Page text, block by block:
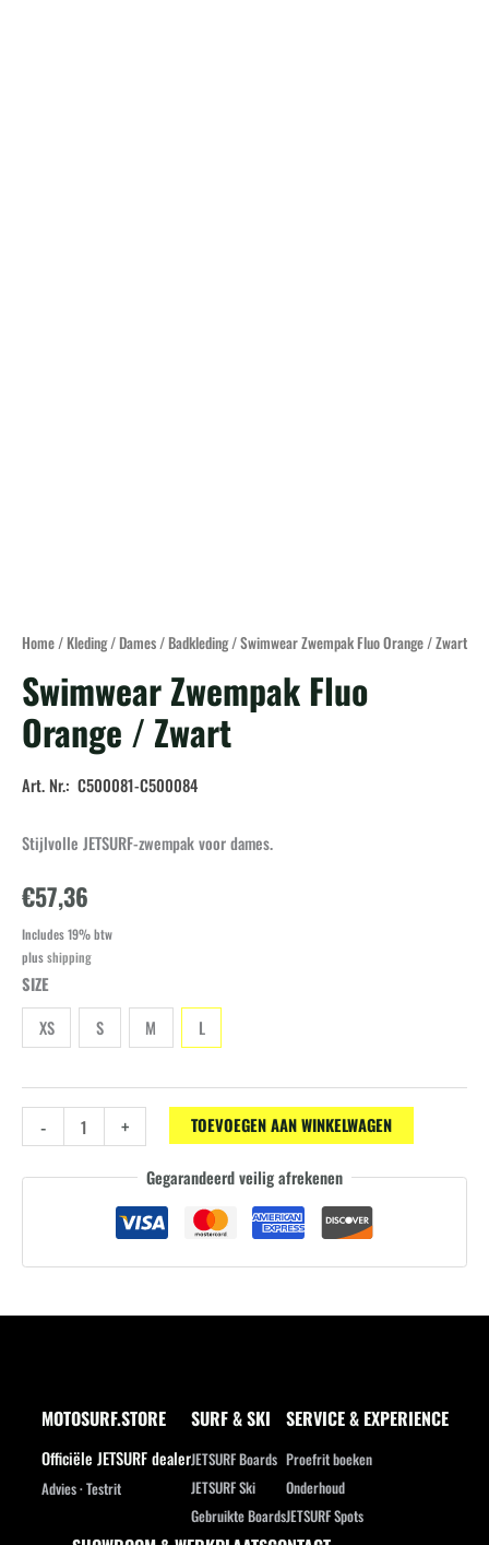
Home/Kleding/Dames/Badkleding/ Swimwear Zwempak Fluo Orange / Zwart
Swimwear Zwempak Fluo
Orange / Zwart
Art. Nr.: C500081-C500084
Stijlvolle JETSURF-zwempak voor dames.
€57,36
Includes 19% btw
plusshipping
SIZE
XS
S M L
-
Swimwear
Zwempak
Fluo
Zwart
+ TOEVOEGEN AAN WINKELWAGEN
Gegarandeerd veilig afrekenen
MOTOSURF.STORE
Officiële JETSURF dealer
Advies · Testrit
SURF & SKI
JETSURF Boards
JETSURF Ski
Gebruikte Boards
SERVICE & EXPERIENCE
Proefrit boeken
Onderhoud
JETSURF Spots